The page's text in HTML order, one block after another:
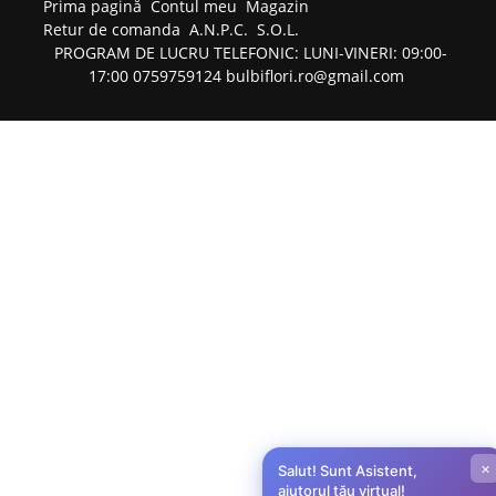
Prima pagină Contul meu Magazin
Retur de comanda A.N.P.C. S.O.L.
PROGRAM DE LUCRU TELEFONIC: LUNI-VINERI: 09:00-
17:00 0759759124 bulbiflori.ro@gmail.com
Salut! Sunt Asistent,
ajutorul tău virtual!
×